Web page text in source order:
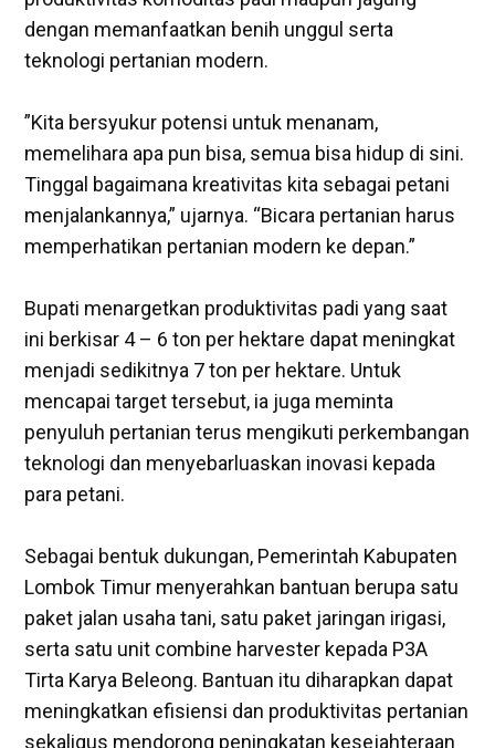
dengan memanfaatkan benih unggul serta
teknologi pertanian modern.
‎”Kita bersyukur potensi untuk menanam,
memelihara apa pun bisa, semua bisa hidup di sini.
Tinggal bagaimana kreativitas kita sebagai petani
menjalankannya,” ujarnya. “Bicara pertanian harus
memperhatikan pertanian modern ke depan.”
‎Bupati menargetkan produktivitas padi yang saat
ini berkisar 4 – 6 ton per hektare dapat meningkat
menjadi sedikitnya 7 ton per hektare. Untuk
mencapai target tersebut, ia juga meminta
penyuluh pertanian terus mengikuti perkembangan
teknologi dan menyebarluaskan inovasi kepada
para petani.
‎Sebagai bentuk dukungan, Pemerintah Kabupaten
Lombok Timur menyerahkan bantuan berupa satu
paket jalan usaha tani, satu paket jaringan irigasi,
serta satu unit combine harvester kepada P3A
Tirta Karya Beleong. Bantuan itu diharapkan dapat
meningkatkan efisiensi dan produktivitas pertanian
sekaligus mendorong peningkatan kesejahteraan